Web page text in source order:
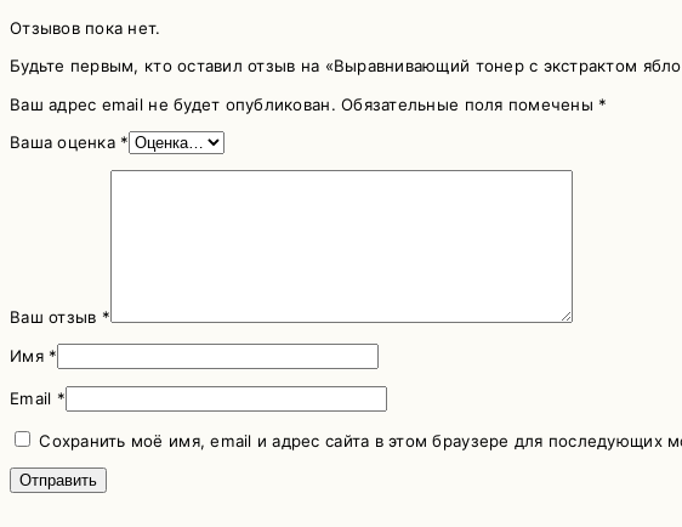
Отзывов пока нет.
Будьте первым, кто оставил отзыв на «Выравнивающий тонер с экстрактом
Ваш адрес email не будет опубликован. Обязательные поля помечены *
Ваша оценка *
Ваш отзыв *
Имя *
Email *
Сохранить моё имя, email и адрес сайта в этом браузере для последующих